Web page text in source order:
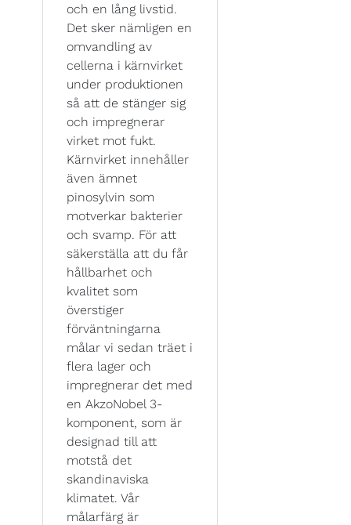
och en lång livstid.
Det sker nämligen en
omvandling av
cellerna i kärnvirket
under produktionen
så att de stänger sig
och impregnerar
virket mot fukt.
Kärnvirket innehåller
även ämnet
pinosylvin som
motverkar bakterier
och svamp. För att
säkerställa att du får
hållbarhet och
kvalitet som
överstiger
förväntningarna
målar vi sedan träet i
flera lager och
impregnerar det med
en AkzoNobel 3-
komponent, som är
designad till att
motstå det
skandinaviska
klimatet. Vår
målarfärg är